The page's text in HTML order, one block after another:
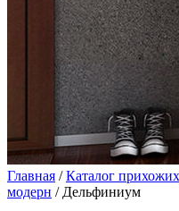
Главная /Каталог прихожих
модерн / Дельфиниум